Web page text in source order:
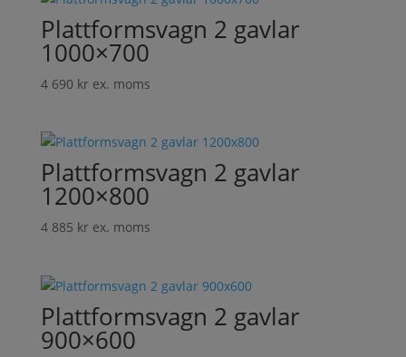
Plattformsvagn 2 gavlar
1000×700
4 690 kr ex. moms
Plattformsvagn 2 gavlar
1200×800
4 885 kr ex. moms
Plattformsvagn 2 gavlar
900×600